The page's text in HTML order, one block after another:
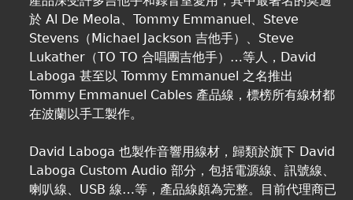
於 Al De Meola、Tommy Emmanuel、Steve
Stevens（Michael Jackson 吉他手）、Steve
Lukather（TO TO 合唱團吉他手）…等人，David
Laboga 甚至以 Tommy Emmanuel 之名推出
Tommy Emmanuel Cables 產品線，標榜所有線材都
在波蘭以手工製作。
David Laboga 也製作音響用線材，歸類於旗下 David
Laboga Custom Audio 部分，包括電源線、訊號線、
喇叭線、USB 線…等，產品線頗為完整。目前代理商已